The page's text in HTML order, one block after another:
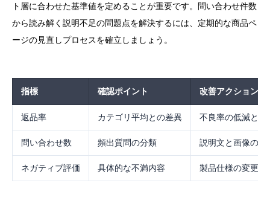
ト層に合わせた基準値を定めることが重要です。問い合わせ件数
から読み解く説明不足の問題点を解決するには、定期的な商品ペ
ージの見直しプロセスを確立しましょう。
指標 確認ポイント 改善アクション
返品率 カテゴリ平均との差異 不良率の低減と梱
問い合わせ数 頻出質問の分類 説明文と画像の充
ネガティブ評価 具体的な不満内容 製品仕様の変更ま